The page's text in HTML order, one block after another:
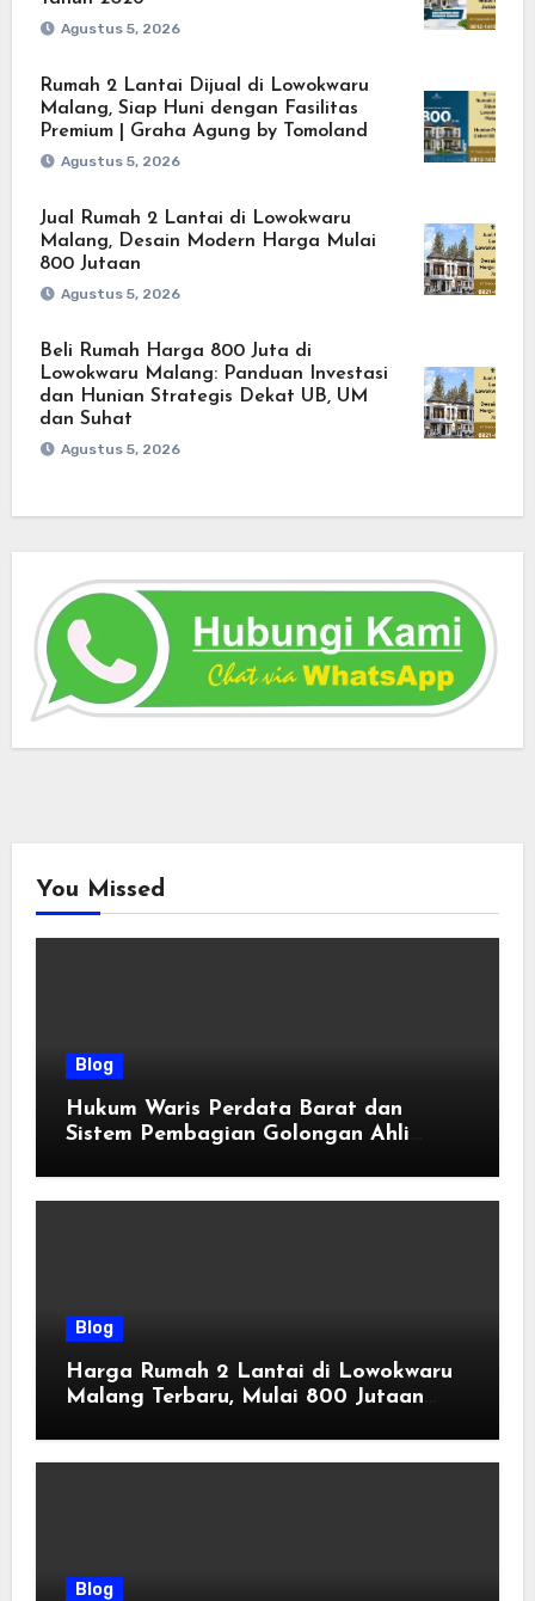
Agustus 5, 2026
Rumah 2 Lantai Dijual di Lowokwaru
Malang, Siap Huni dengan Fasilitas
Premium | Graha Agung by Tomoland
Agustus 5, 2026
Jual Rumah 2 Lantai di Lowokwaru
Malang, Desain Modern Harga Mulai
800 Jutaan
Agustus 5, 2026
Beli Rumah Harga 800 Juta di
Lowokwaru Malang: Panduan Investasi
dan Hunian Strategis Dekat UB, UM
dan Suhat
Agustus 5, 2026
You Missed
Blog
Hukum Waris Perdata Barat dan
Sistem Pembagian Golongan Ahli
Blog
Harga Rumah 2 Lantai di Lowokwaru
Malang Terbaru, Mulai 800 Jutaan
Blog